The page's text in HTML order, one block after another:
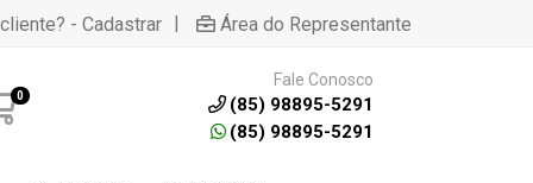
- Cadastrar | Área do Representante
0
Fale Conosco
(85) 98895-5291
(85) 98895-5291